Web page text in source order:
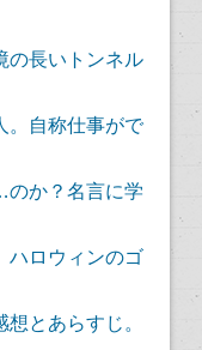
の長いトンネル
。自称仕事がで
のか？名言に学
ハロウィンのゴ
とあらすじ。